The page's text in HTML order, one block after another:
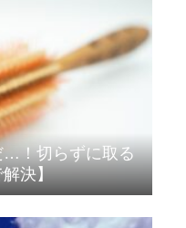
…！切らずに取る
決】